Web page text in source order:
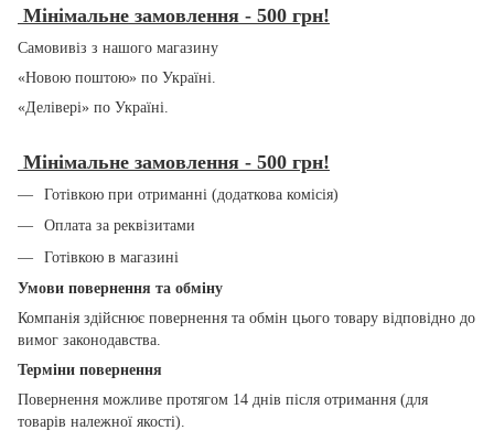
Мінімальне замовлення - 500 грн!
Самовивіз з нашого магазину
«Новою поштою» по Україні.
«Делівері» по Україні.
Мінімальне замовлення - 500 грн!
Готівкою при отриманні (додаткова комісія)
Оплата за реквізитами
Готівкою в магазині
Умови повернення та обміну
Компанія здійснює повернення та обмін цього товару відповідно до
вимог законодавства.
Терміни повернення
Повернення можливе протягом 14 днів після отримання (для
товарів належної якості).